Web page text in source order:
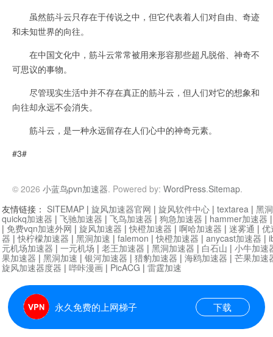
虽然筋斗云只存在于传说之中，但它代表着人们对自由、奇迹
和未知世界的向往。
在中国文化中，筋斗云常常被用来形容那些超凡脱俗、神奇不
可思议的事物。
尽管现实生活中并不存在真正的筋斗云，但人们对它的想象和
向往却永远不会消失。
筋斗云，是一种永远留存在人们心中的神奇元素。
#3#
© 2026 小蓝鸟pvn加速器. Powered by: WordPress.Sitemap.
永久免费的上网梯子 下载
友情链接： SITEMAP | 旋风加速器官网 | 旋风软件中心 | textarea | 黑
quickq加速器 | 飞驰加速器 | 飞鸟加速器 | 狗急加速器 | hammer加速器
| 免费vqn加速外网 | 旋风加速器 |快橙加速器 | 啊哈加速器 | 迷雾通 | 优
器 |快柠檬加速器 | 黑洞加速 | falemon |快橙加速器 | anycast加速器 |
元机场加速器 | 一元机场 | 老王加速器 | 黑洞加速器 | 白石山 | 小牛加速
果加速器 | 黑洞加速 | 银河加速器 | 猎豹加速器 | 海鸥加速器 | 芒果加速
旋风加速器度器 | 哔咔漫画 | PicACG | 雷霆加速